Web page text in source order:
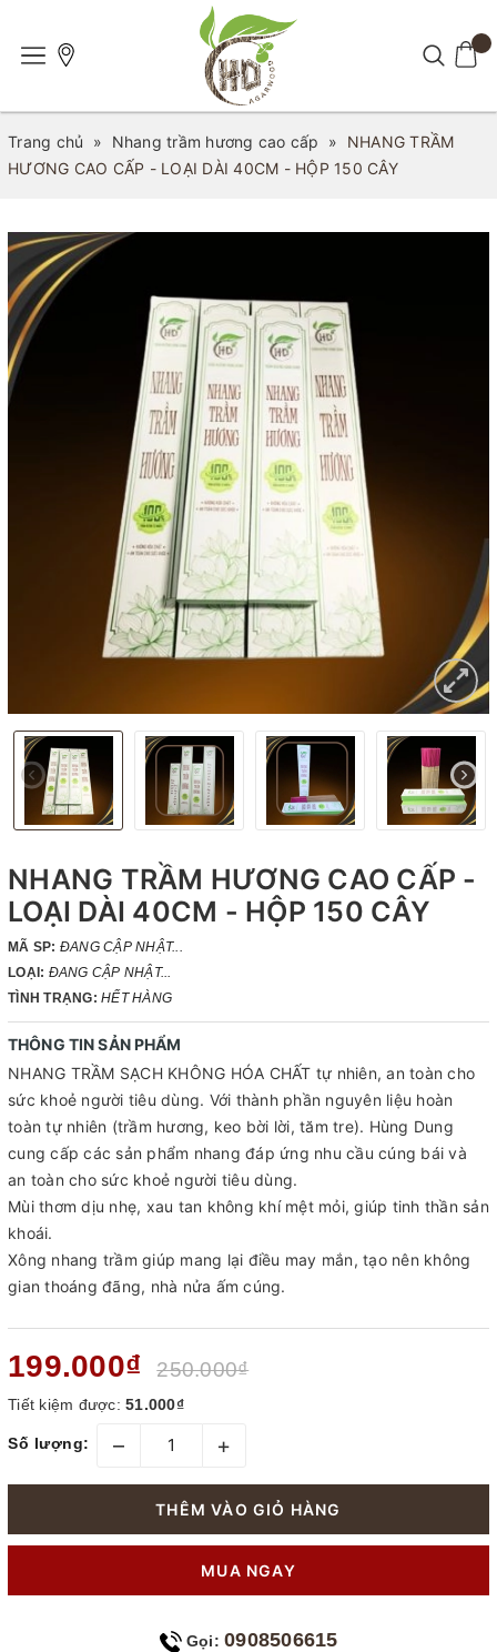
Trang chủ » Nhang trầm hương cao cấp »
NHANG TRẦM
HƯƠNG CAO CẤP - LOẠI DÀI 40CM - HỘP 150 CÂY
NHANG TRẦM HƯƠNG CAO CẤP -
LOẠI DÀI 40CM - HỘP 150 CÂY
MÃ SP: ĐANG CẬP NHẬT...
LOẠI: ĐANG CẬP NHẬT...
TÌNH TRẠNG: HẾT HÀNG
THÔNG TIN SẢN PHẨM
NHANG TRẦM SẠCH KHÔNG HÓA CHẤT tự nhiên, an toàn cho
sức khoẻ người tiêu dùng. Với thành phần nguyên liệu hoàn
toàn tự nhiên (trầm hương, keo bời lời, tăm tre). Hùng Dung
cung cấp các sản phẩm nhang đáp ứng nhu cầu cúng bái và
an toàn cho sức khoẻ người tiêu dùng.
Mùi thơm dịu nhẹ, xau tan không khí mệt mỏi, giúp tinh thần sản
khoái.
Xông nhang trầm giúp mang lại điều may mắn, tạo nên không
gian thoáng đãng, nhà nửa ấm cúng.
199.000₫ 250.000₫
Tiết kiệm được: 51.000₫
Số lượng: – +
THÊM VÀO GIỎ HÀNG
MUA NGAY
Gọi: 0908506615